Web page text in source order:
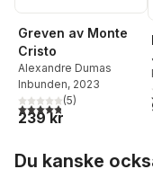
Greven av Monte
Cristo
Alexandre Dumas
Inbunden, 2023
4,8utav 5 stjärnor. Totalt
(5)
239 kr
Du kanske